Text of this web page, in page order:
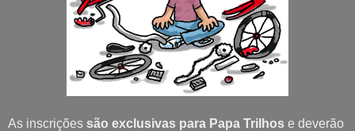
As inscrições são exclusivas para Papa Trilhos e deverão